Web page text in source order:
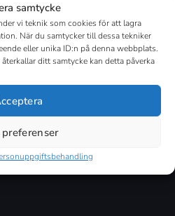
samtycke
vi teknik som cookies för att lagra
När du samtycker till dessa tekniker
eller unika ID:n på denna webbplats.
ditt samtycke kan detta påverka